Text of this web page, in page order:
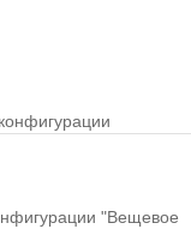
"Вещевое